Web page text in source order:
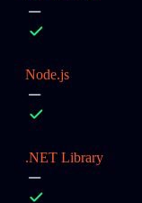
Node.js
.NET Library